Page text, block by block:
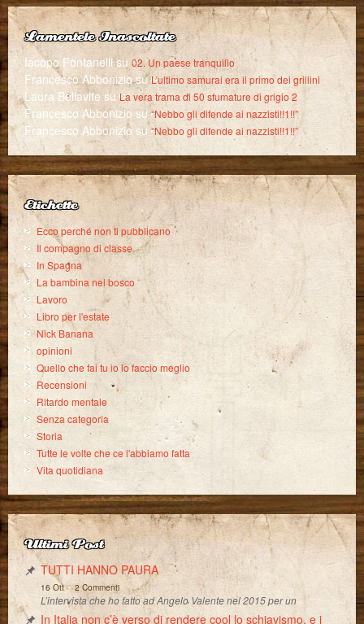
Lamentele Inascoltate
Iacopo Fontanellisu02. Un paese tranquillo
Francesco AbboniziosuL’ultimo samurai era il primo dei grillini
Laura Bellavite su La vera trama di 50 sfumature di grigio 2
Francesco Abbonizio su“Nebbo gli difende ai nazzisti!!1!!”
Francesco Abbonizio su“Nebbo gli difende ai nazzisti!!1!!”
Etichette
Ecco perché non ti pubblicano
Il compagno di classe
In Spagna
La bambina nel bosco
Lavoro
Libro per l'estate
Nick Banana
opinioni
Quello che fai tu io lo faccio meglio
Recensioni
Ritardo mentale
Senza categoria
Storia
Tutte le volte che ce l'abbiamo fatta
Vita quotidiana
Ultimi Post
TUTTI HANNO PAURA
16 Ott-2 Commenti
L’intervista che ho fatto ad Angelo Valente nel 2015 per un
In Italia non c’è verso di rendere cool lo schiavismo, e i